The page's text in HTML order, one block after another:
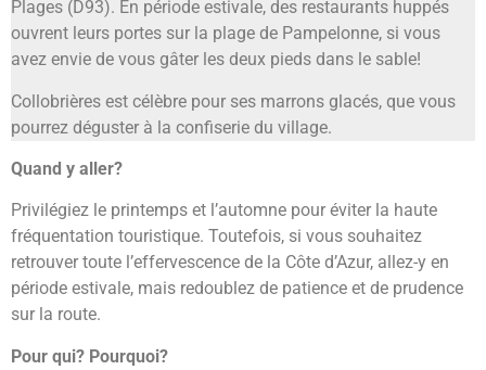
Plages (D93). En période estivale, des restaurants huppés
ouvrent leurs portes sur la plage de Pampelonne, si vous
avez envie de vous gâter les deux pieds dans le sable!
Collobrières est célèbre pour ses marrons glacés, que vous
pourrez déguster à la confiserie du village.
Quand y aller?
Privilégiez le printemps et l’automne pour éviter la haute
fréquentation touristique. Toutefois, si vous souhaitez
retrouver toute l’effervescence de la Côte d’Azur, allez-y en
période estivale, mais redoublez de patience et de prudence
sur la route.
Pour qui? Pourquoi?